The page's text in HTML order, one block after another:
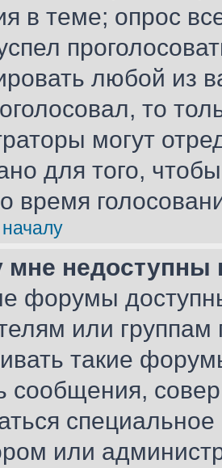
в теме; опрос
любой из
то
могут
для того,
время
мне
форумы
или
такие
сообщения,
или